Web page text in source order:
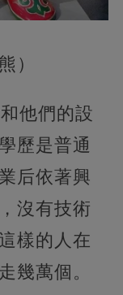
）
他們的設
歷是普通
后依著興
沒有技術
樣的人在
幾萬個。